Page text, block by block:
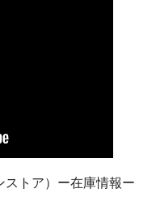
ストア）ー在庫情報ー